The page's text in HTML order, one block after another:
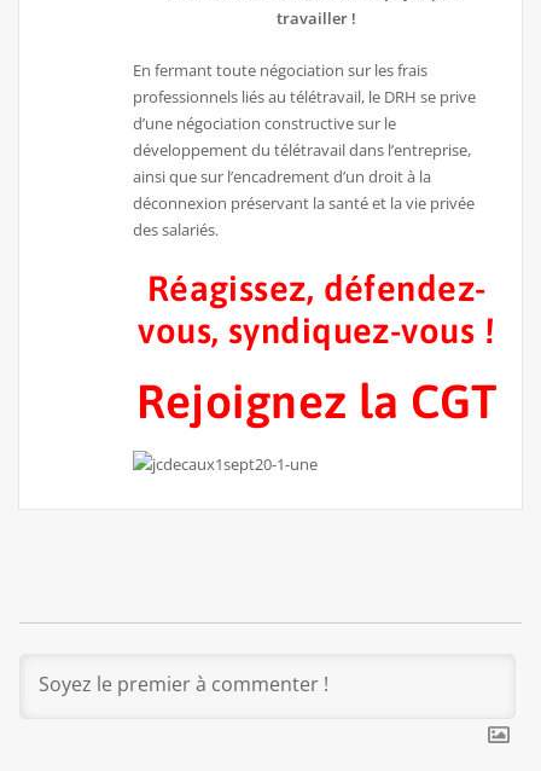
travailler !
En fermant toute négociation sur les frais
professionnels liés au télétravail, le DRH se prive
d’une négociation constructive sur le
développement du télétravail dans l’entreprise,
ainsi que sur l’encadrement d’un droit à la
déconnexion préservant la santé et la vie privée
des salariés.
Réagissez, défendez-
vous, syndiquez-vous !
Rejoignez la CGT